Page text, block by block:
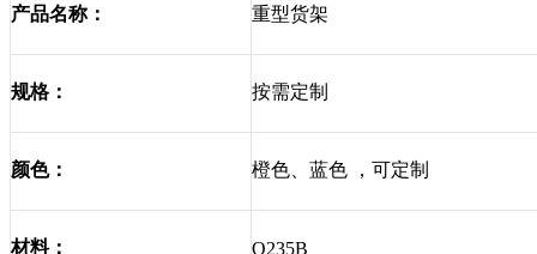
产品名称： 重型货架
规格： 按需定制
颜色： 橙色、蓝色 ，可定制
材料： Q235B